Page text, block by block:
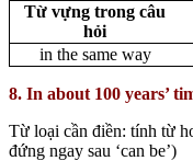
Từ vựng trong câu
hỏi
in the same way
8. In about 100 years’
Từ loại cần điền: tính từ
đứng ngay sau ‘can be’)